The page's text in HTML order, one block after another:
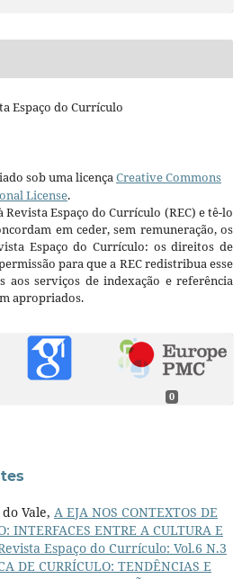
Espaço do Currículo
sob uma licençaCreative Commons
License.
Espaço do Currículo (REC) e tê-lo
em ceder, sem remuneração, os
Espaço do Currículo: os direitos de
para que a REC redistribua esse
aos serviços de indexação e referência
apropriados.
0
Vale, A EJA NOS CONTEXTOS DE
INTERFACES ENTRE A CULTURA E
Espaço do Currículo: Vol.6 N.3
DE CURRÍCULO: TENDÊNCIAS E